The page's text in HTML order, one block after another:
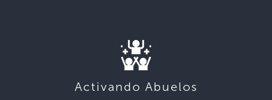
Activando Abuelos